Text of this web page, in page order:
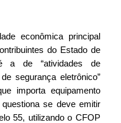
econômica principal
do Estado de
a de “atividades de
segurança eletrônico”
importa equipamento
se deve emitir
55, utilizando o CFOP